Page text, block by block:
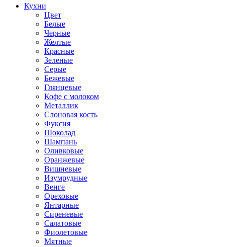
Кухни
Цвет
Белые
Черные
Желтые
Красные
Зеленые
Серые
Бежевые
Глянцевые
Кофе с молоком
Металлик
Слоновая кость
Фуксия
Шоколад
Шампань
Оливковые
Оранжевые
Вишневые
Изумрудные
Венге
Ореховые
Янтарные
Сиреневые
Салатовые
Фиолетовые
Мятные